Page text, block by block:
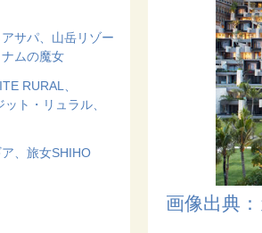
サパ、山岳リゾー
ムの魔女
RURAL、
ト・リュラル、
、旅女SHIHO
画像出典